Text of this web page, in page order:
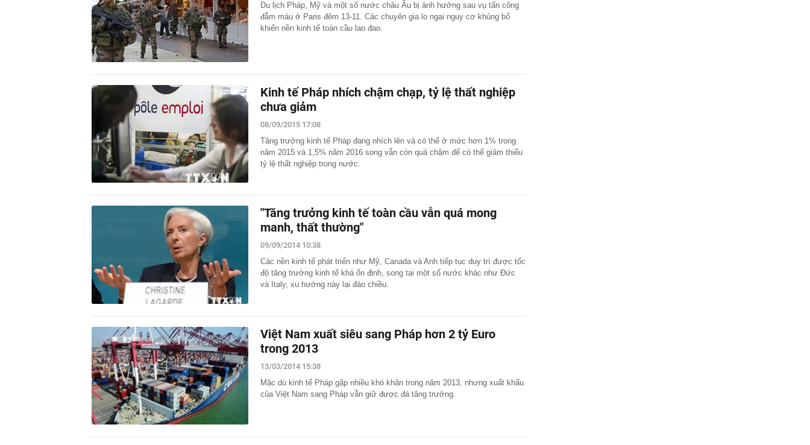
Du lịch Pháp, Mỹ và một số nước châu Âu bị ảnh hưởng sau vụ tấn công
đẫm máu ở Paris đêm 13-11. Các chuyên gia lo ngại nguy cơ khủng bố
khiến nền kinh tế toàn cầu lao đao.
Kinh tế Pháp nhích chậm chạp, tỷ lệ thất nghiệp
chưa giảm
08/09/2015 17:08
Tăng trưởng kinh tế Pháp đang nhích lên và có thể ở mức hơn 1% trong
năm 2015 và 1,5% năm 2016 song vẫn còn quá chậm để có thể giảm thiểu
tỷ lệ thất nghiệp trong nước.
"Tăng trưởng kinh tế toàn cầu vẫn quá mong
manh, thất thường"
09/09/2014 10:38
Các nền kinh tế phát triển như Mỹ, Canada và Anh tiếp tục duy trì được tốc
độ tăng trưởng kinh tế khá ổn định, song tại một số nước khác như Đức
và Italy, xu hướng này lại đảo chiều.
Việt Nam xuất siêu sang Pháp hơn 2 tỷ Euro
trong 2013
13/03/2014 15:38
Mặc dù kinh tế Pháp gặp nhiều khó khăn trong năm 2013, nhưng xuất khẩu
của Việt Nam sang Pháp vẫn giữ được đà tăng trưởng.